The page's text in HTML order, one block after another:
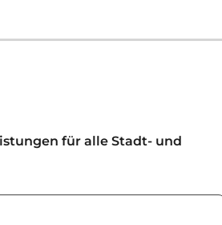
für alle Stadt- und